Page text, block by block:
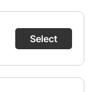
Select